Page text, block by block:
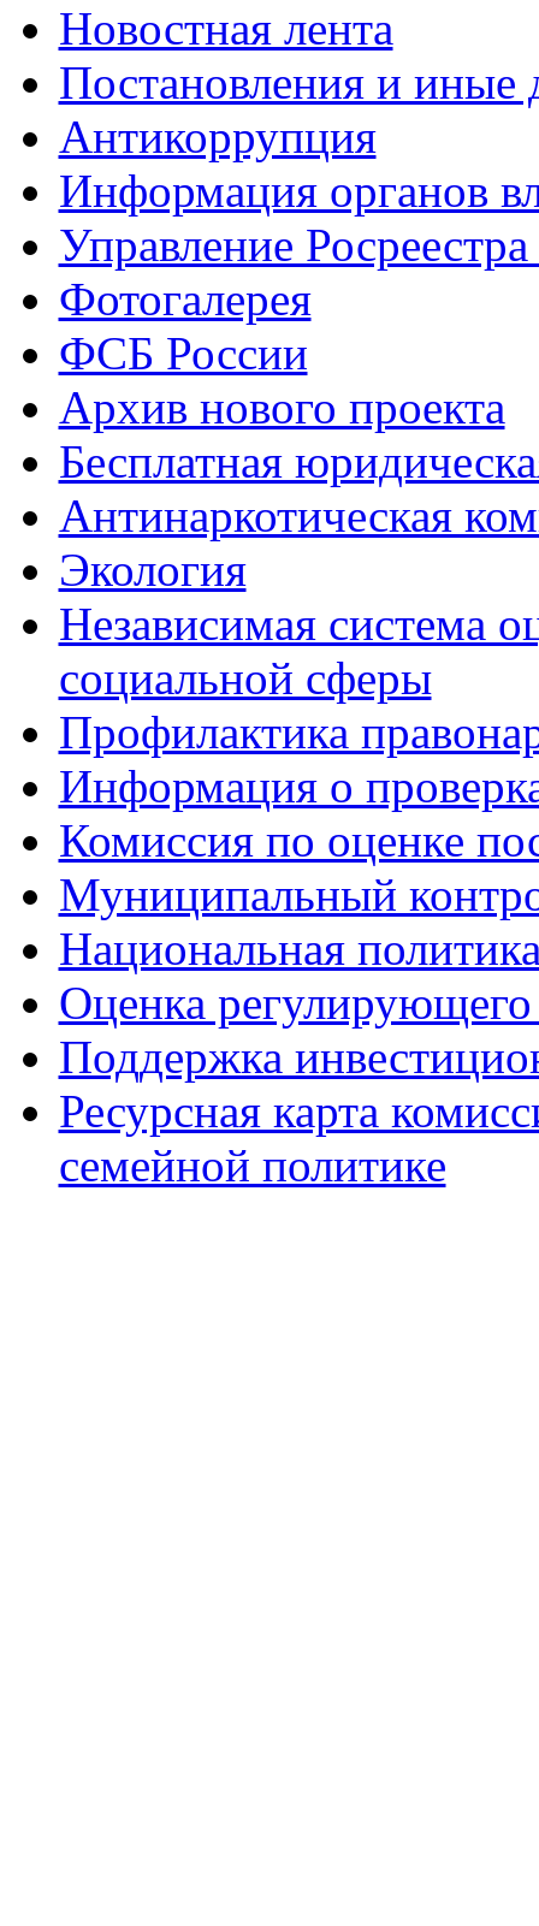
Новостная лента
Постановления и иные
Антикоррупция
Информация органов
Управление
Фотогалерея
ФСБ России
Архив нового проекта
Бесплатная
Антинаркотическая
Экология
Независимая система
социальной сферы
Профилактика
Информация о
Комиссия по оценке
Муниципальный
Национальная
Оценка регулирующего
Поддержка
Ресурсная карта
семейной политике